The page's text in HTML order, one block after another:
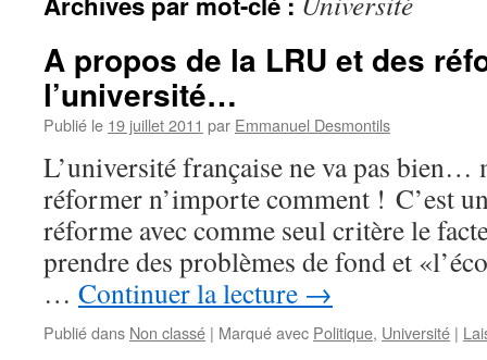
A propos de la LRU et des
l’université…
Publié le 19 juillet 2011 par Emmanuel Desmontils
L’université française ne va pas bien…
réformer n’importe comment ! C’est
réforme avec comme seul critère le
prendre des problèmes de fond et
… Continuer la lecture →
Publié dans Non classé | Marqué avec Politique, Université |